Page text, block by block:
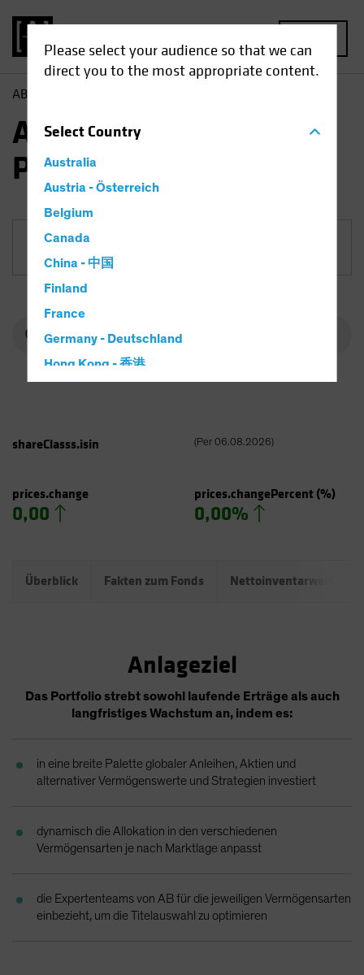
Please select your audience so that we can
direct you to the most appropriate content.
SelectCountry
Australia
Austria - Österreich
Belgium
Canada
China - 中国
Finland
France
Germany - Deutschland
Hong Kong - 香港
Italy - Italia
Latin America
Luxembourg and Other EMEA
Singapore
South Korea - 대한민국
Sweden
UK
US (Non-US Citizens/NRC)
AB
AB All Market Income
Portfolio
shareClasss.isin (Per 06.08.2026)
prices.change
0,00
prices.changePercent(%)
0,00%
Überblick Fakten zum Fonds Nettoinventarwert und
Anlageziel
Das Portfolio strebt sowohl laufende Erträge als auch
langfristiges Wachstum an, indem es:
in eine breite Palette globaler Anleihen, Aktien und
alternativer Vermögenswerte und Strategien investiert
dynamisch die Allokation in den verschiedenen
Vermögensarten je nach Marktlage anpasst
die Expertenteams von AB für die jeweiligen Vermögensarten
einbezieht, um die Titelauswahl zu optimieren